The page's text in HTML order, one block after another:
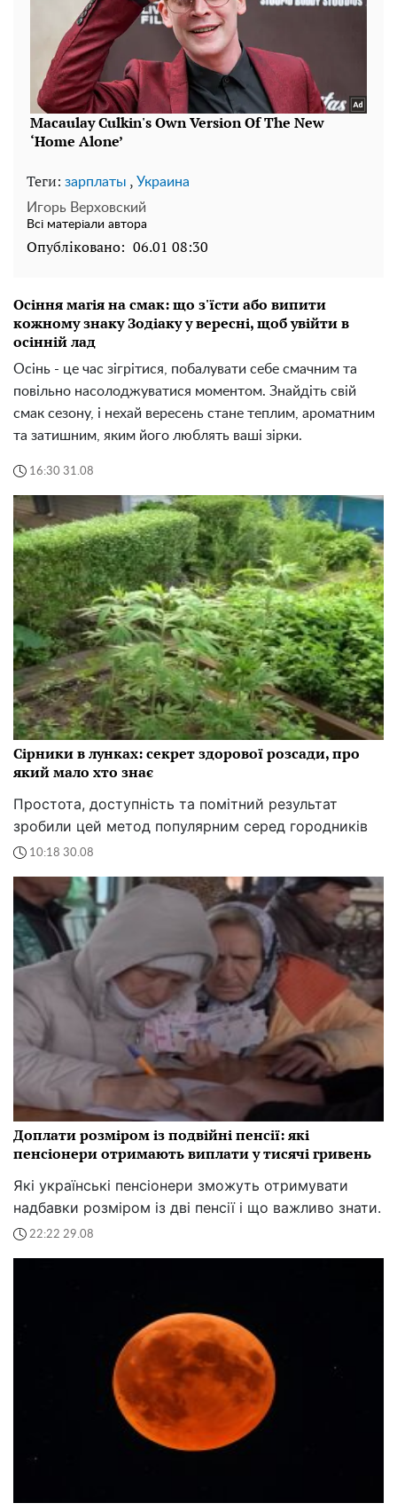
Теги: зарплаты , Украина
Игорь Верховский
Всі матеріали автора
Опубліковано: 06.01 08:30
Осіння магія на смак: що з'їсти або випити
кожному знаку Зодіаку у вересні, щоб увійти в
осінній лад
Осінь - це час зігрітися, побалувати себе смачним та
повільно насолоджуватися моментом. Знайдіть свій
смак сезону, і нехай вересень стане теплим, ароматним
та затишним, яким його люблять ваші зірки.
16:30 31.08
Сірники в лунках: секрет здорової розсади, про
який мало хто знає
Простота, доступність та помітний результат
зробили цей метод популярним серед городників
10:18 30.08
Доплати розміром із подвійні пенсії: які
пенсіонери отримають виплати у тисячі гривень
Які українські пенсіонери зможуть отримувати
надбавки розміром із дві пенсії і що важливо знати.
22:22 29.08